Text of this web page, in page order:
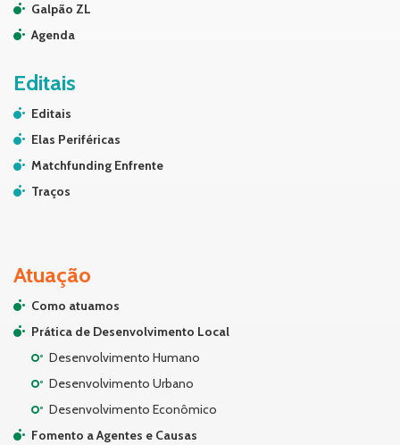
Galpão ZL
Agenda
Editais
Editais
Elas Periféricas
Matchfunding Enfrente
Traços
Atuação
Como atuamos
Prática de Desenvolvimento Local
Desenvolvimento Humano
Desenvolvimento Urbano
Desenvolvimento Econômico
Fomento a Agentes e Causas